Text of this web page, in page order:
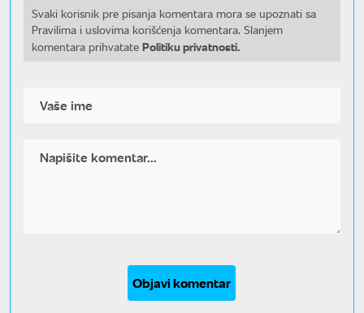
Svaki korisnik pre pisanja komentara mora se upoznati sa
Pravilima i uslovima korišćenja komentara. Slanjem
komentara prihvatate Politiku privatnosti.
Objavi komentar